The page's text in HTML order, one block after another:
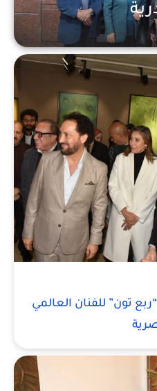
تون” للفنان العالمي